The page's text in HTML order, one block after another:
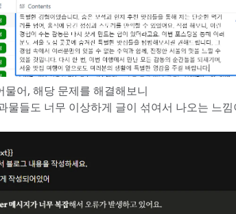
어, 해당 문제를 해결해보니
물들도 너무 이상하게 글이 섞여서 나오는 느